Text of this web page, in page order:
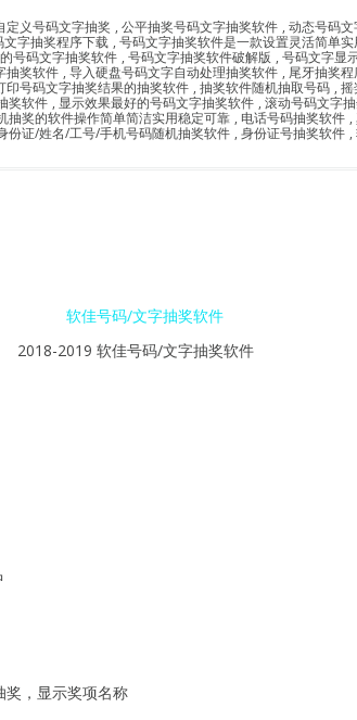
定义号码文字抽奖 , 公平抽奖号码文字抽奖软件 , 动态号码
文字抽奖程序下载 , 号码文字抽奖软件是一款设置灵活简单
号码文字抽奖软件 , 号码文字抽奖软件破解版 , 号码文字显
抽奖软件 , 导入硬盘号码文字自动处理抽奖软件 , 尾牙抽奖程
印号码文字抽奖结果的抽奖软件 , 抽奖软件随机抽取号码 , 摇
奖软件 , 显示效果最好的号码文字抽奖软件 , 滚动号码文字
抽奖的软件操作简单简洁实用稳定可靠 , 电话号码抽奖软件 ,
份证/姓名/工号/手机号码随机抽奖软件 , 身份证号抽奖软件 ,
2018-2019 软佳号码/文字抽奖软件
奖，显示奖项名称